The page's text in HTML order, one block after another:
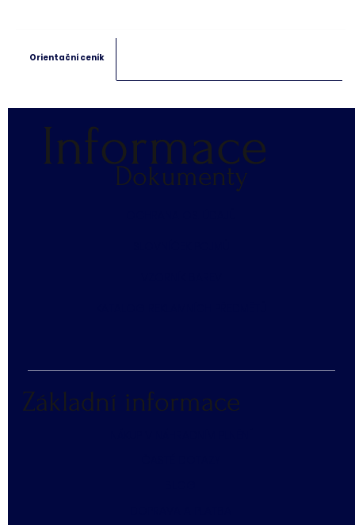
Orientační ceník
Dokumenty
Informace
Základní informace